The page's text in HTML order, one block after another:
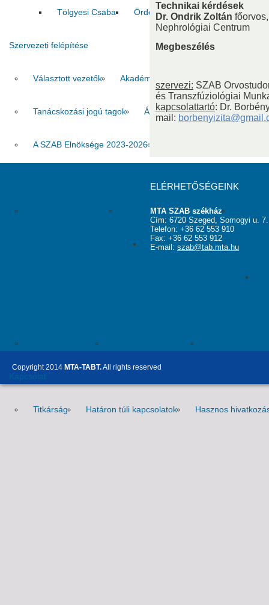
Tölgyesi Csaba Ördöghné Kolbert Zsuzsanna
Szervezeti felépítése
Választott vezetők Akadémikusok
Tanácskozási jogú tagok Állandó meghívottak
A SZAB Elnöksége 2023-2026
Termek bérbeadása Szálláshely működtetése
Fotók a szobákról
Tudósklub tagdíj Belépés az épületbe
Kapcsolat
Titkárság Határon túli kapcsolatok Hasznos
Technikai kérdések
Dr. Ondrik Zoltán
Nephrológiai Centrum
Megbeszélés
szervezi: SZAB
és Transzfúziológiai
kapcsolattartó: Dr.
mail:
ELÉRHETŐSÉGEINK
MTA SZAB székház
Cím: 6720 Szeged, Somogyi u. 7.
Telefon: +36 62 553 910
Fax: +36 62 553 912
E-mail: szab@tab.mta.hu
Copyright 2014 MTA-TABT.All rights reserved